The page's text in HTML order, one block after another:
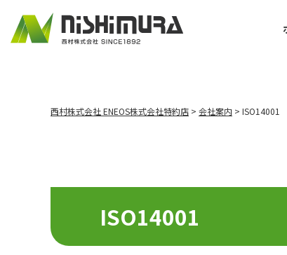
西村株式会社 ENEOS株式会社特約店 > 会社案内 > ISO14001
ISO14001